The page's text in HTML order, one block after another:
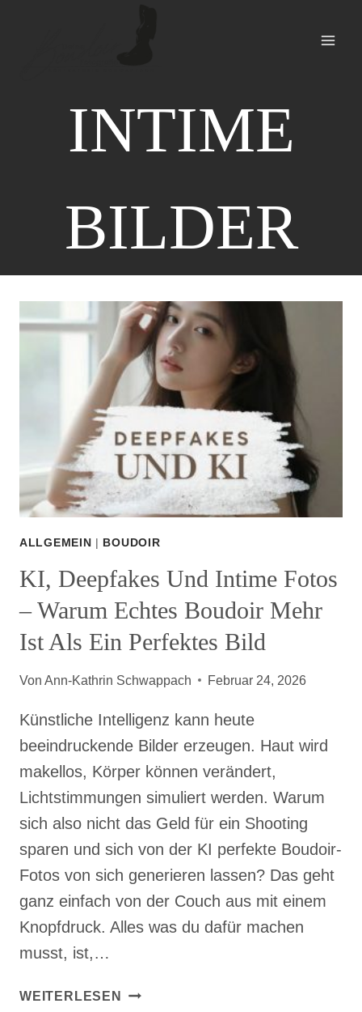
INTIME
BILDER
ALLGEMEIN | BOUDOIR
KI, Deepfakes Und Intime Fotos
– Warum Echtes Boudoir Mehr
Ist Als Ein Perfektes Bild
Von Ann-Kathrin Schwappach Februar 24, 2026
Künstliche Intelligenz kann heute
beeindruckende Bilder erzeugen. Haut wird
makellos, Körper können verändert,
Lichtstimmungen simuliert werden. Warum
sich also nicht das Geld für ein Shooting
sparen und sich von der KI perfekte Boudoir-
Fotos von sich generieren lassen? Das geht
ganz einfach von der Couch aus mit einem
Knopfdruck. Alles was du dafür machen
musst, ist,…
WEITERLESEN
KI,